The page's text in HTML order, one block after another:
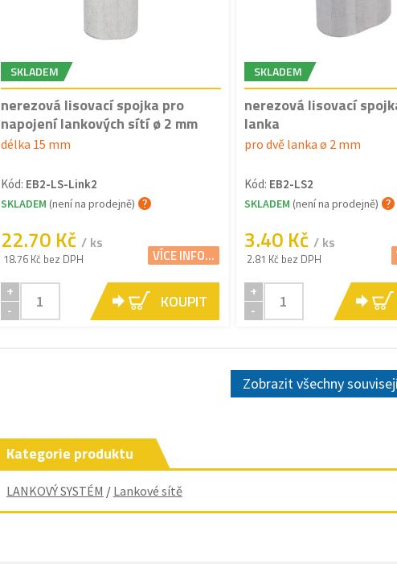
SKLADEM
nerezová lisovací spojka pro
napojení lankových sítí ø 2 mm
délka 15 mm
Kód: EB2-LS-Link2
SKLADEM (není na prodejně)
22.70 Kč / ks
18.76 Kč bez DPH VÍCE INFO...
+
-
KOUPIT
SKLADEM
nerezová lisovací
lanka
pro dvě lanka ø 2 mm
Kód: EB2-LS2
SKLADEM (není na prodejně)
3.40 Kč / ks
2.81 Kč bez DPH
+
-
Zobrazit všechny
Kategorie produktu
LANKOVÝ SYSTÉM / Lankové sítě